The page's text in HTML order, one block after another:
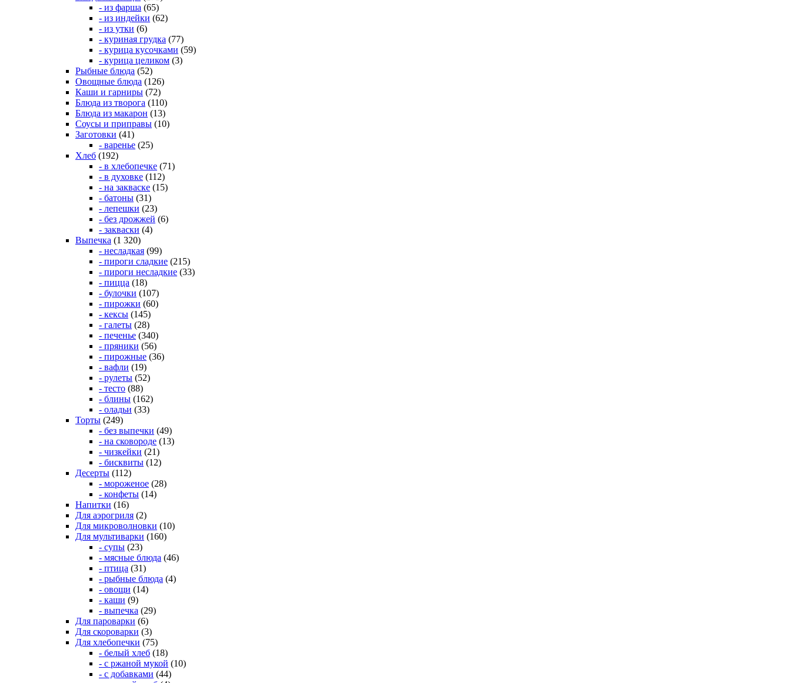
- из фарша (65)
- из индейки (62)
- из утки (6)
- куриная грудка (77)
- курица кусочками (59)
- курица целиком (3)
Рыбные блюда (52)
Овощные блюда (126)
Каши и гарниры (72)
Блюда из творога (110)
Блюда из макарон (13)
Соусы и приправы (10)
Заготовки (41)
- варенье (25)
Хлеб (192)
- в хлебопечке (71)
- в духовке (112)
- на закваске (15)
- батоны (31)
- лепешки (23)
- без дрожжей (6)
- закваски (4)
Выпечка (1 320)
- несладкая (99)
- пироги сладкие (215)
- пироги несладкие (33)
- пицца (18)
- булочки (107)
- пирожки (60)
- кексы (145)
- галеты (28)
- печенье (340)
- пряники (56)
- пирожные (36)
- вафли (19)
- рулеты (52)
- тесто (88)
- блины (162)
- оладьи (33)
Торты (249)
- без выпечки (49)
- на сковороде (13)
- чизкейки (21)
- бисквиты (12)
Десерты (112)
- мороженое (28)
- конфеты (14)
Напитки (16)
Для аэрогриля (2)
Для микроволновки (10)
Для мультиварки (160)
- супы (23)
- мясные блюда (46)
- птица (31)
- рыбные блюда (4)
- овощи (14)
- каши (9)
- выпечка (29)
Для пароварки (6)
Для скороварки (3)
Для хлебопечки (75)
- белый хлеб (18)
- с ржаной мукой (10)
- с добавками (44)